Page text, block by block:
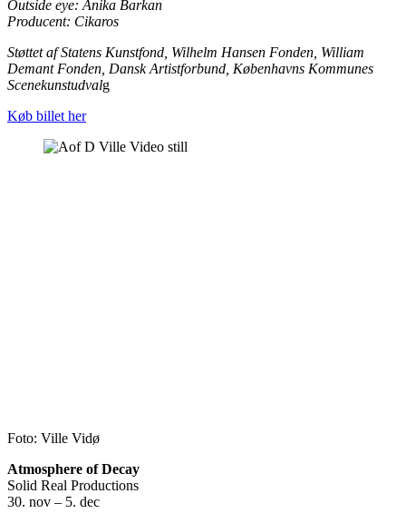
Outside eye: Anika Barkan
Producent: Cikaros
Støttet af Statens Kunstfond, Wilhelm Hansen Fonden, William
Demant Fonden, Dansk Artistforbund, Københavns Kommunes
Scenekunstudvalg
Køb billet her
Foto: Ville Vidø
Atmosphere of Decay
Solid Real Productions
30. nov – 5. dec